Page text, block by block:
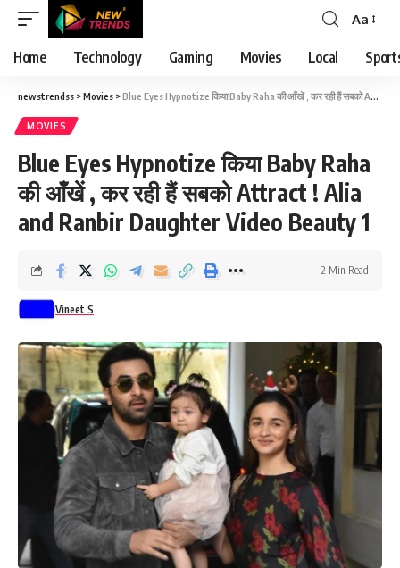
Font
Resizer
Aa
Home Technology Gaming Movies Local
newstrendss >Movies >Blue Eyes Hypnotize किया Baby Raha की आँखें , कर रही हैं सबको Attract ! Alia and Ranbir Daughter Video Beauty 1
MOVIES
Blue Eyes Hypnotize किया Baby Raha
की आँखें , कर रही हैं सबको Attract ! Alia
and Ranbir Daughter Video Beauty 1
Vineet S
2 Min Read